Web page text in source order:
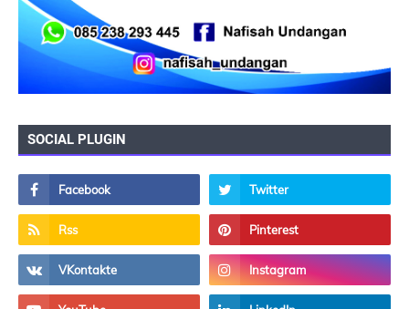
SOCIAL PLUGIN